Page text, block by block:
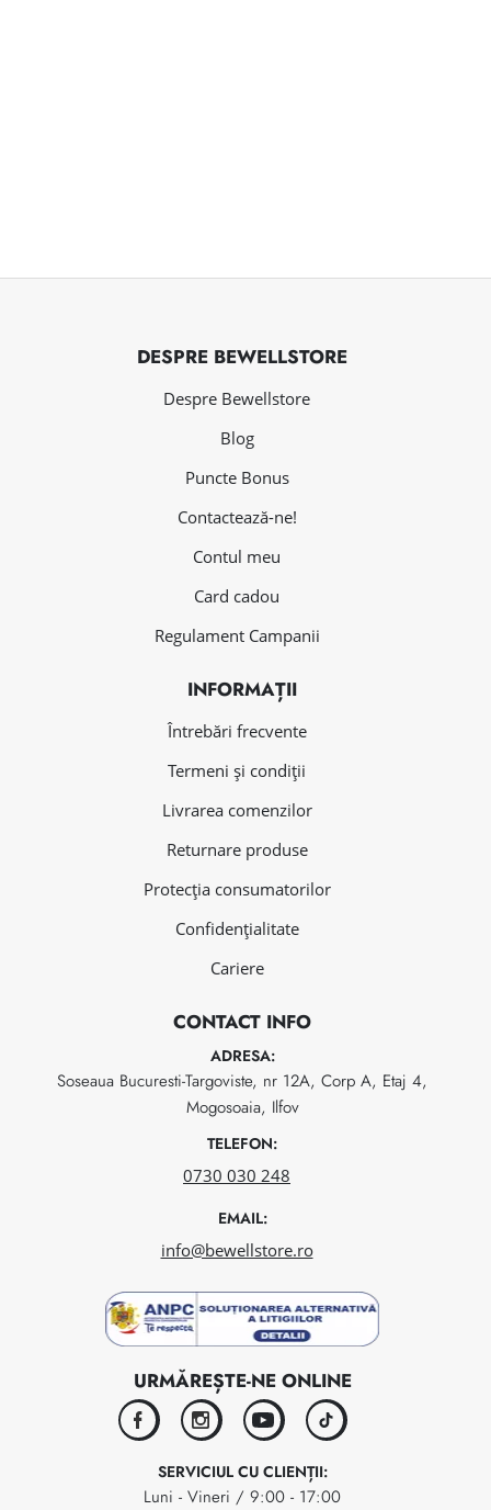
DESPRE BEWELLSTORE
Despre Bewellstore
Blog
Puncte Bonus
Contactează-ne!
Contul meu
Card cadou
Regulament Campanii
INFORMAȚII
Întrebări frecvente
Termeni și condiții
Livrarea comenzilor
Returnare produse
Protecția consumatorilor
Confidențialitate
Cariere
CONTACT INFO
ADRESA:
Soseaua Bucuresti-Targoviste, nr 12A, Corp A, Etaj 4,
Mogosoaia, Ilfov
TELEFON:
0730 030 248
EMAIL:
info@bewellstore.ro
URMĂREȘTE-NE ONLINE
facebookinstagramyoutubetiktok
SERVICIUL CU CLIENȚII:
Luni - Vineri / 9:00 - 17:00